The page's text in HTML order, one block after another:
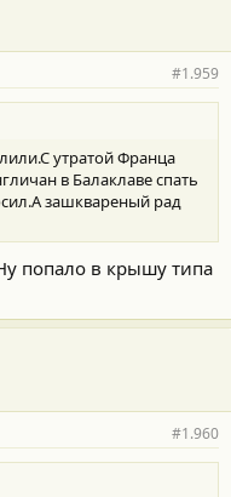
#1.959
утратой Франца
в Балаклаве спать
зашквареный рад
попало в крышу типа
#1.960